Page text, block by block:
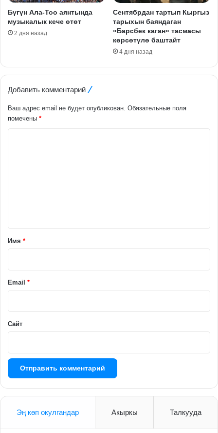
Бүгүн Ала-Тоо аянтында
музыкалык кече өтөт
2 дня назад
Сентябрдан тартып Кыргыз
тарыхын баяндаган
«Барсбек каган» тасмасы
көрсөтүлө баштайт
4 дня назад
Добавить комментарий
Ваш адрес email не будет опубликован. Обязательные поля
помечены *
а
й
Имя *
Email *
Сайт
Эң көп окулгандар Акыркы Талкууда